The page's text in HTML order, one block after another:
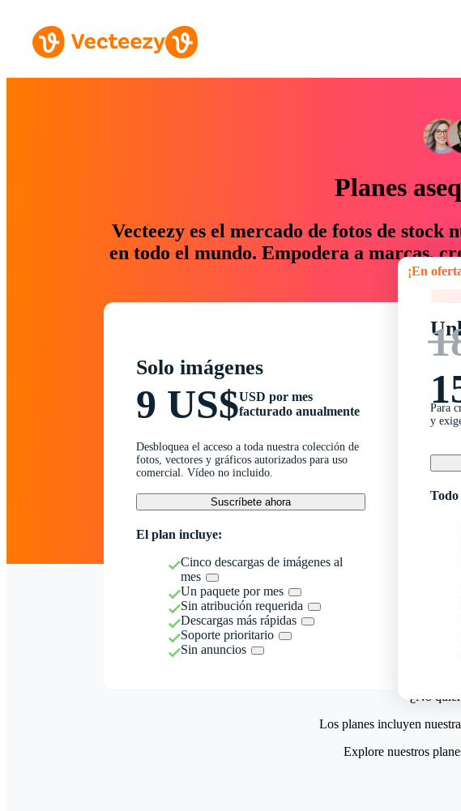
Planes
Vecteezy es el mercado de fotos de stock
en todo el mundo. Empodera a marcas,
un 76
Solo imágenes
9 US$USD por mes
facturado anualmente
Desbloquea el acceso a toda nuestra colección de
fotos, vectores y gráficos autorizados para uso
comercial. Vídeo no incluido.
Suscríbete ahora
El plan incluye:
Cinco descargas de imágenes al
mes
Un paquete por mes
Sin atribución requerida
Descargas más rápidas
Soporte prioritario
Sin anuncios
¡En oferta
Para
y
Todo
¿No
Los planes incluyen nuestra
Explore nuestros